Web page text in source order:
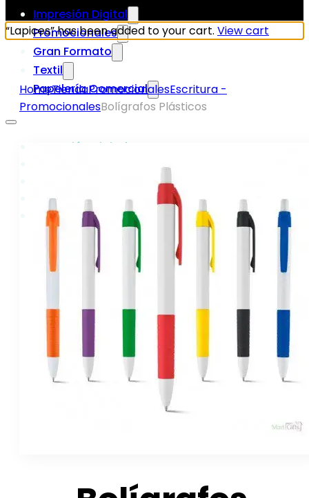
Impresión Digital
Promocionales
Gran Formato
Textil
Papelería Comercial
Impresión Digital
Textil
Papelería Comercial
“Lapices” has been added to your cart. View cart
HomeTiendaPromocionalesEscritura -
PromocionalesBolígrafos Plásticos